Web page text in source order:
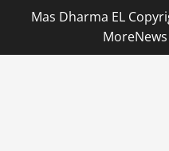
Mas Dharma EL
MoreNews